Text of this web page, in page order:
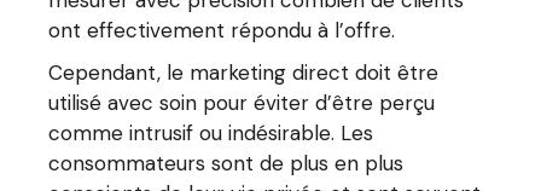
ont effectivement répondu à l’offre.
Cependant, le marketing direct doit être
utilisé avec soin pour éviter d’être perçu
comme intrusif ou indésirable. Les
consommateurs sont de plus en plus